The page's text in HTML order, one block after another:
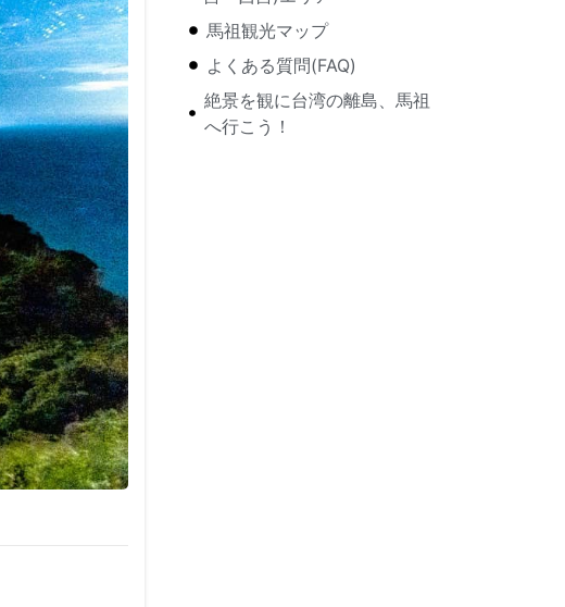
馬祖観光マップ
よくある質問(FAQ)
絶景を観に台湾の離島、馬祖
へ行こう！